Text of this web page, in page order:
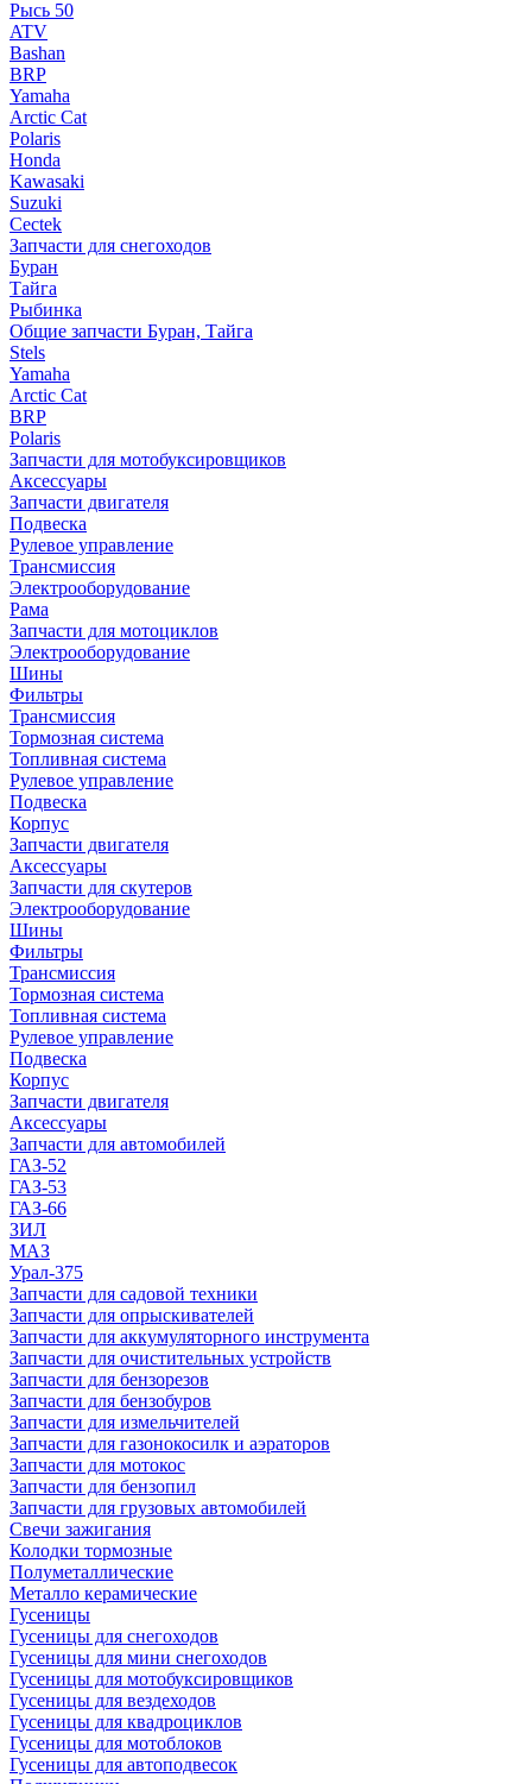
Рысь 50
ATV
Bashan
BRP
Yamaha
Arctic Cat
Polaris
Honda
Kawasaki
Suzuki
Cectek
Запчасти для снегоходов
Буран
Тайга
Рыбинка
Общие запчасти Буран, Тайга
Stels
Yamaha
Arctic Cat
BRP
Polaris
Запчасти для мотобуксировщиков
Аксессуары
Запчасти двигателя
Подвеска
Рулевое управление
Трансмиссия
Электрооборудование
Рама
Запчасти для мотоциклов
Электрооборудование
Шины
Фильтры
Трансмиссия
Тормозная система
Топливная система
Рулевое управление
Подвеска
Корпус
Запчасти двигателя
Аксессуары
Запчасти для скутеров
Электрооборудование
Шины
Фильтры
Трансмиссия
Тормозная система
Топливная система
Рулевое управление
Подвеска
Корпус
Запчасти двигателя
Аксессуары
Запчасти для автомобилей
ГАЗ-52
ГАЗ-53
ГАЗ-66
ЗИЛ
МАЗ
Урал-375
Запчасти для садовой техники
Запчасти для опрыскивателей
Запчасти для аккумуляторного инструмента
Запчасти для очистительных устройств
Запчасти для бензорезов
Запчасти для бензобуров
Запчасти для измельчителей
Запчасти для газонокосилк и аэраторов
Запчасти для мотокос
Запчасти для бензопил
Запчасти для грузовых автомобилей
Свечи зажигания
Колодки тормозные
Полуметаллические
Металло керамические
Гусеницы
Гусеницы для снегоходов
Гусеницы для мини снегоходов
Гусеницы для мотобуксировщиков
Гусеницы для вездеходов
Гусеницы для квадроциклов
Гусеницы для мотоблоков
Гусеницы для автоподвесок